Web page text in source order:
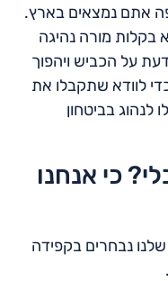
אתם נמצאים בארץ.
בקלות מורה נהיגה
על הכביש ויהפוך
לוודא שתקבלו את
בביטחון
כי אנחנו
נבחרים בקפידה